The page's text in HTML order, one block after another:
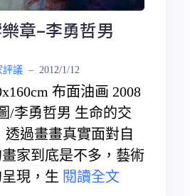
章–李勇哲男
評議 – 2012/1/12
布面油画 2008
李勇哲男 生命的交
畫畫真實面對自
家到底是不多，藝術
現，生 閱讀全文